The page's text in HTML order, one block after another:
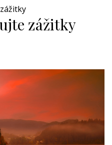
zážitky